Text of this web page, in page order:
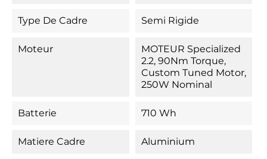
Type De Cadre Semi Rigide
Moteur
MOTEUR Specialized
2.2, 90Nm Torque,
Custom Tuned Motor,
250W Nominal
Batterie 710 Wh
Matiere Cadre Aluminium